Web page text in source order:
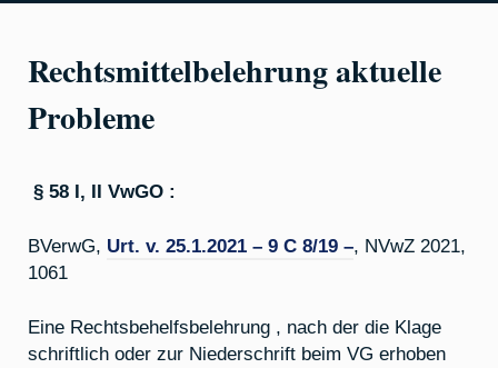
Rechtsmittelbelehrung aktuelle
Probleme
§ 58 I, II VwGO :
BVerwG, Urt. v. 25.1.2021 – 9 C 8/19 –, NVwZ 2021,
1061
Eine Rechtsbehelfsbelehrung , nach der die Klage
schriftlich oder zur Niederschrift beim VG erhoben